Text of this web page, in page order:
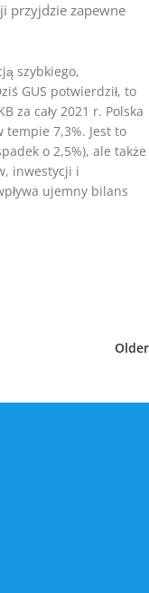
przyjdzie zapewne
szybkiego,
GUS potwierdził, to
za cały 2021 r. Polska
tempie 7,3%. Jest to
o 2,5%), ale także
inwestycji i
ujemny bilans
Older